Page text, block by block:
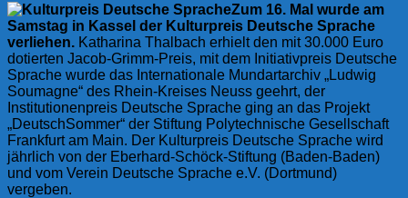
Zum 16. Mal wurde am
Samstag in Kassel der Kulturpreis Deutsche Sprache
verliehen. Katharina Thalbach erhielt den mit 30.000 Euro
dotierten Jacob-Grimm-Preis, mit dem Initiativpreis Deutsche
Sprache wurde das Internationale Mundartarchiv „Ludwig
Soumagne“ des Rhein-Kreises Neuss geehrt, der
Institutionenpreis Deutsche Sprache ging an das Projekt
„DeutschSommer“ der Stiftung Polytechnische Gesellschaft
Frankfurt am Main. Der Kulturpreis Deutsche Sprache wird
jährlich von der Eberhard-Schöck-Stiftung (Baden-Baden)
und vom Verein Deutsche Sprache e.V. (Dortmund)
vergeben.